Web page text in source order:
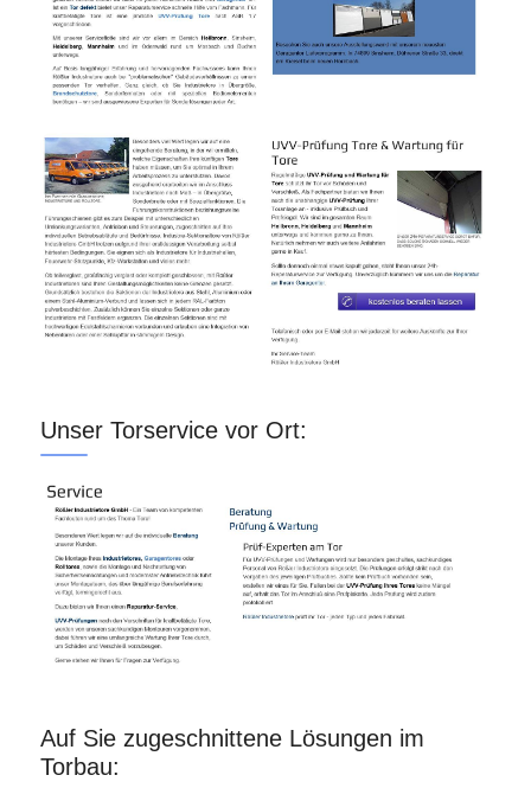
Unser Torservice vor Ort:
Auf Sie zugeschnittene Lösungen im
Torbau: